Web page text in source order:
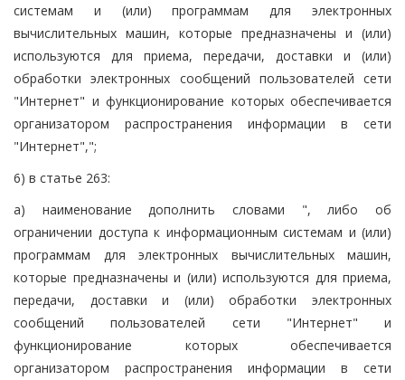
системам и (или) программам для электронных
вычислительных машин, которые предназначены и (или)
используются для приема, передачи, доставки и (или)
обработки электронных сообщений пользователей сети
"Интернет" и функционирование которых обеспечивается
организатором распространения информации в сети
"Интернет",";
6) в статье 263:
а) наименование дополнить словами ", либо об
ограничении доступа к информационным системам и (или)
программам для электронных вычислительных машин,
которые предназначены и (или) используются для приема,
передачи, доставки и (или) обработки электронных
сообщений пользователей сети "Интернет" и
функционирование которых обеспечивается
организатором распространения информации в сети